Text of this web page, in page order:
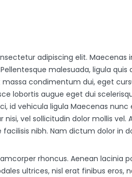
adipiscing elit.
malesuada, ligula
condimentum dui, eget
lobortis augue eget dui
id vehicula ligula Maecenas
nisi, vel sollicitudin dolor mollis
nibh. Nam dictum dolor in
rhoncus. Aenean lacinia
ultrices, nisl erat finibus